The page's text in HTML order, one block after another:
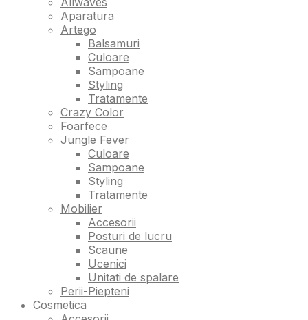
Aparatura
Artego
Balsamuri
Culoare
Sampoane
Styling
Tratamente
Crazy Color
Foarfece
Jungle Fever
Culoare
Sampoane
Styling
Tratamente
Mobilier
Accesorii
Posturi de lucru
Scaune
Ucenici
Unitati de spalare
Perii-Piepteni
Cosmetica